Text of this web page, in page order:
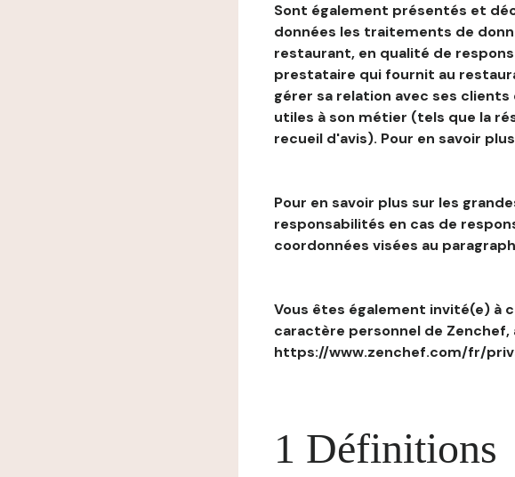
Sont également présentés et
données les traitements de
restaurant, en qualité de
prestataire qui fournit au
gérer sa relation avec ses
utiles à son métier (tels que la
recueil d'avis). Pour en savoir
Pour en savoir plus sur les
responsabilités en cas de
coordonnées visées au
Vous êtes également invité(e) à
caractère personnel de Zenchef,
https://www.zenchef.com/fr/
1 Définitions